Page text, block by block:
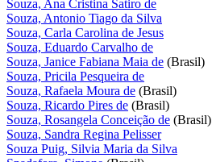
Souza, Ana Cristina Satiro de
Souza, Antonio Tiago da Silva
Souza, Carla Carolina de Jesus
Souza, Eduardo Carvalho de
Souza, Janice Fabiana Maia de (Brasil)
Souza, Pricila Pesqueira de
Souza, Rafaela Moura de (Brasil)
Souza, Ricardo Pires de (Brasil)
Souza, Rosangela Conceição de (Brasil)
Souza, Sandra Regina Pelisser
Souza Puig, Silvia Maria da Silva